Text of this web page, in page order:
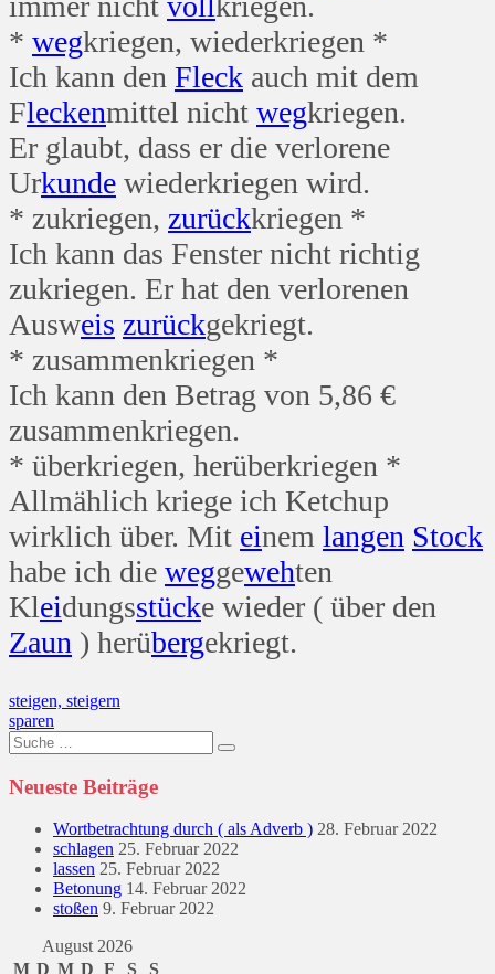
* wegkriegen, wiederkriegen *
Ich kann den Fleck auch mit dem
Fleckenmittel nicht wegkriegen.
Er glaubt, dass er die verlorene
Urkunde wiederkriegen wird.
* zukriegen, zurückkriegen *
Ich kann das Fenster nicht richtig
zukriegen. Er hat den verlorenen
Ausweis zurückgekriegt.
* zusammenkriegen *
Ich kann den Betrag von 5,86 €
zusammenkriegen.
* überkriegen, herüberkriegen *
Allmählich kriege ich Ketchup
wirklich über. Mit einem langen Stock
habe ich die weggewehten
Kleidungsstücke wieder ( über den
Zaun ) herübergekriegt.
Beitragsnavigation
steigen, steigern
sparen
Suche
nach:
Neueste Beiträge
Wortbetrachtung durch ( als Adverb ) 28. Februar 2022
schlagen 25. Februar 2022
lassen 25. Februar 2022
Betonung 14. Februar 2022
stoßen 9. Februar 2022
August 2026
M D M D F S S